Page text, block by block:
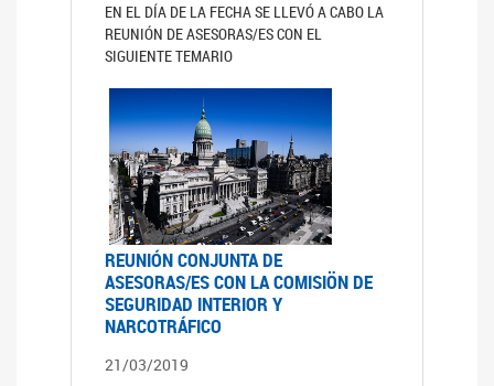
EN EL DÍA DE LA FECHA SE LLEVÓ A CABO LA
REUNIÓN DE ASESORAS/ES CON EL
SIGUIENTE TEMARIO
REUNIÓN CONJUNTA DE
ASESORAS/ES CON LA COMISIÖN DE
SEGURIDAD INTERIOR Y
NARCOTRÁFICO
21/03/2019